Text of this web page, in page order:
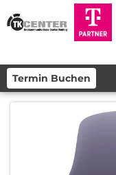
Termin Buchen